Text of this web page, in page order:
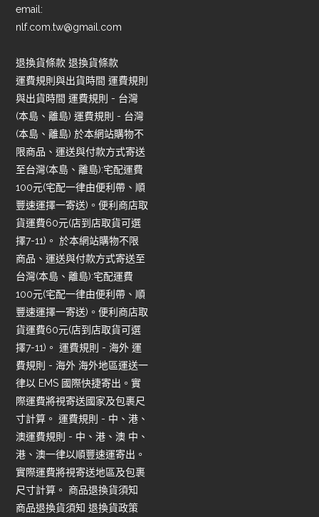
email:
nlf.com.tw@gmail.com
退換貨條款 退換貨條款
運費規則與出貨時間 運費規則
與出貨時間 運費規則 - 台灣
(本島、離島) 運費規則 - 台灣
(本島、離島) 於本網站購物不
限商品、運送與付款方式寄送
至台灣(本島、離島):宅配運費
100元(宅配一律由便利帶、順
豐速運擇一寄送)。便利商店取
貨運費60元(店到店取貨可選
擇7-11)。 於本網站購物不限
商品、運送與付款方式寄送至
台灣(本島、離島):宅配運費
100元(宅配一律由便利帶、順
豐速運擇一寄送)。便利商店取
貨運費60元(店到店取貨可選
擇7-11)。 運費規則 - 海外 運
費規則 - 海外 海外地區運送一
律以 EMS 國際快捷寄出。實
際運費將視寄送國家及包裹尺
寸計算。 運費規則 - 中、港、
澳運費規則 - 中、港、澳 中、
港、澳一律以順豐速運寄出。
實際運費將視寄送地區及包裹
尺寸計算。 商品退換貨須知
商品退換貨須知 退換貨政策